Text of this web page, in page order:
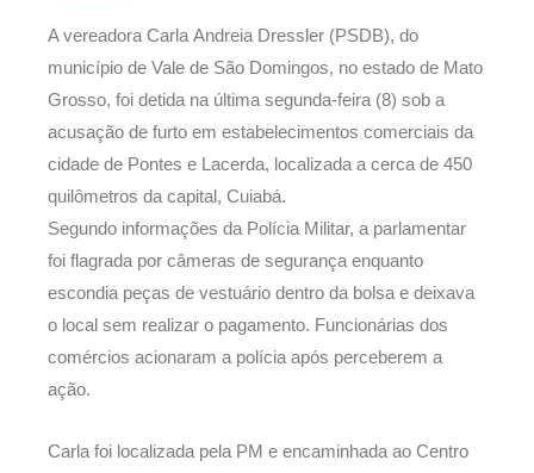
A vereadora Carla Andreia Dressler (PSDB), do
município de Vale de São Domingos, no estado de Mato
Grosso, foi detida na última segunda-feira (8) sob a
acusação de furto em estabelecimentos comerciais da
cidade de Pontes e Lacerda, localizada a cerca de 450
quilômetros da capital, Cuiabá.
Segundo informações da Polícia Militar, a parlamentar
foi flagrada por câmeras de segurança enquanto
escondia peças de vestuário dentro da bolsa e deixava
o local sem realizar o pagamento. Funcionárias dos
comércios acionaram a polícia após perceberem a
ação.
Carla foi localizada pela PM e encaminhada ao Centro